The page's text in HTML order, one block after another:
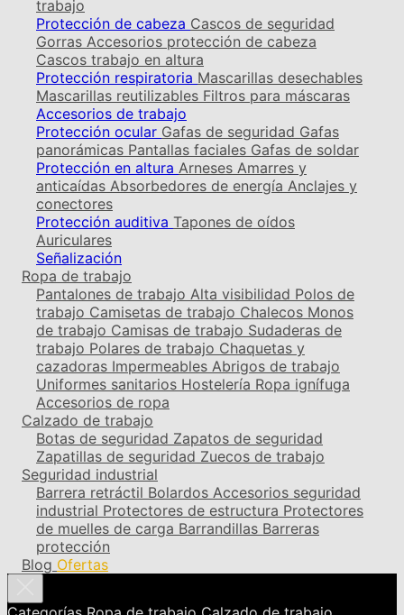
trabajo
Protección de cabeza Cascos de seguridad
Gorras Accesorios protección de cabeza
Cascos trabajo en altura
Protección respiratoria Mascarillas desechables
Mascarillas reutilizables Filtros para máscaras
Accesorios de trabajo
Protección ocular Gafas de seguridad Gafas
panorámicas Pantallas faciales Gafas de soldar
Protección en altura Arneses Amarres y
anticaídas Absorbedores de energía Anclajes y
conectores
Protección auditiva Tapones de oídos
Auriculares
Señalización
Ropa de trabajo
Pantalones de trabajo Alta visibilidad Polos de
trabajo Camisetas de trabajo Chalecos Monos
de trabajo Camisas de trabajo Sudaderas de
trabajo Polares de trabajo Chaquetas y
cazadoras Impermeables Abrigos de trabajo
Uniformes sanitarios Hostelería Ropa ignífuga
Accesorios de ropa
Calzado de trabajo
Botas de seguridad Zapatos de seguridad
Zapatillas de seguridad Zuecos de trabajo
Seguridad industrial
Barrera retráctil Bolardos Accesorios seguridad
industrial Protectores de estructura Protectores
de muelles de carga Barrandillas Barreras
protección
Blog Ofertas